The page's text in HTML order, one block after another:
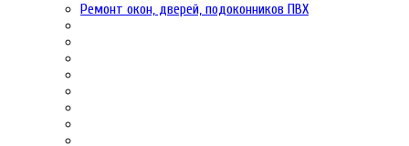
Ремонт окон, дверей, подоконников ПВХ